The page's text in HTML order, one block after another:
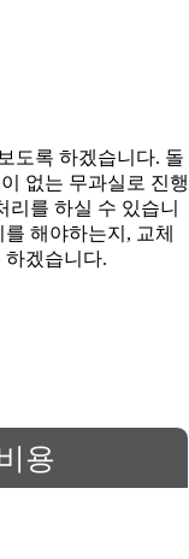
도록 하겠습니다. 돌
없는 무과실로 진행
리를 하실 수 있습니
해야하는지, 교체
하겠습니다.
용